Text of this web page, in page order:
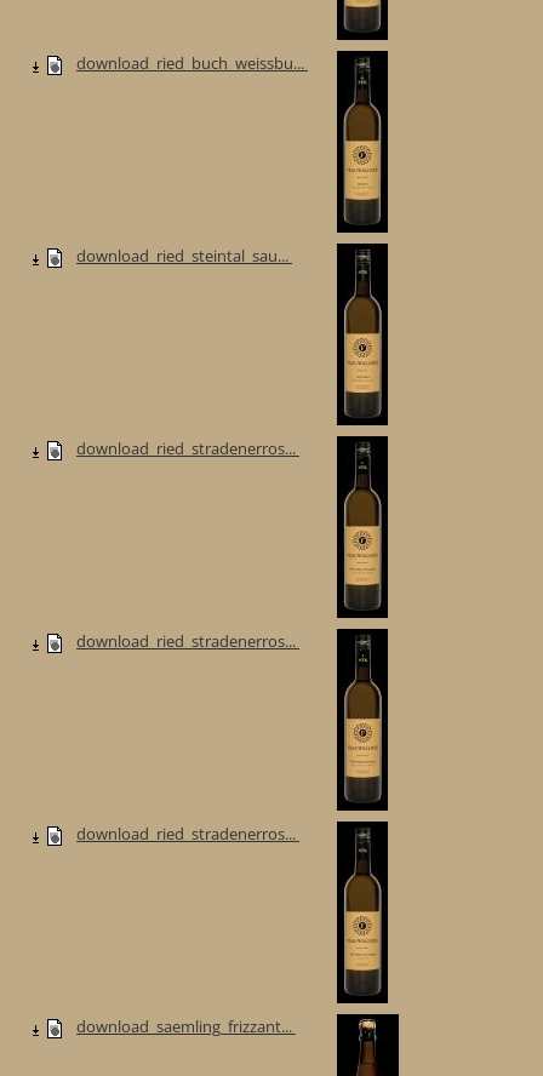
download_ried_buch_weissbu...
download_ried_steintal_sau...
download_ried_stradenerros...
download_ried_stradenerros...
download_ried_stradenerros...
download_saemling_frizzant...